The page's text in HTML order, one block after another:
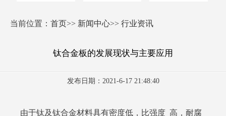
当前位置： 首页>> 新闻中心>> 行业资讯
钛合金板的发展现状与主要应用
发布日期：2021-6-17 21:48:40
由于钛及钛合金材料具有密度低，比强度 高，耐腐